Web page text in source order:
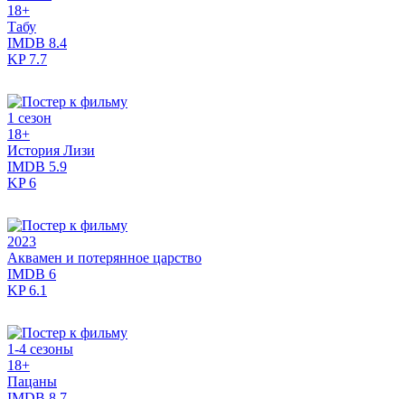
18+
Табу
IMDB 8.4
KP7.7
1 сезон
18+
История Лизи
IMDB 5.9
KP6
2023
Аквамен и потерянное царство
IMDB 6
KP6.1
1-4 сезоны
18+
Пацаны